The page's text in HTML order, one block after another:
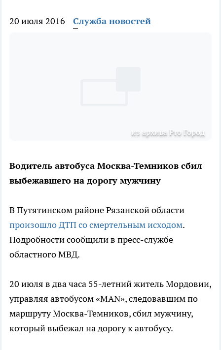
20 июля 2016 Служба новостей
из архива Pro Город
Водитель автобуса Москва-Темников сбил
выбежавшего на дорогу мужчину
В Путятинском районе Рязанской области
произошло ДТП со смертельным исходом.
Подробности сообщили в пресс-службе
областного МВД.
20 июля в два часа 55-летний житель Мордовии,
управляя автобусом «MAN», следовавшим по
маршруту Москва-Темников, сбил мужчину,
который выбежал на дорогу к автобусу.